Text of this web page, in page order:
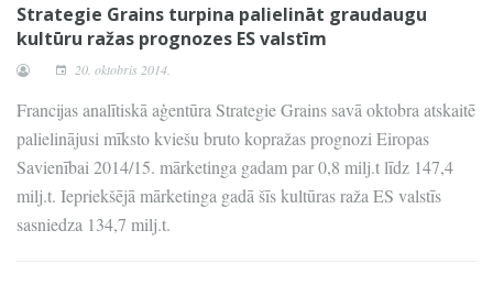
Strategie Grains turpina palielināt graudaugu
kultūru ražas prognozes ES valstīm
20. oktobris 2014.
Francijas analītiskā aģentūra Strategie Grains savā oktobra atskaitē
palielinājusi mīksto kviešu bruto kopražas prognozi Eiropas
Savienībai 2014/15. mārketinga gadam par 0,8 milj.t līdz 147,4
milj.t. Iepriekšējā mārketinga gadā šīs kultūras raža ES valstīs
sasniedza 134,7 milj.t.